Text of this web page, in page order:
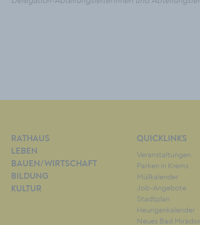
RATHAUS
LEBEN
BAUEN/WIRTSCHAFT
BILDUNG
KULTUR
QUICKLINKS
Veranstaltungen
Parken in Krems
Müllkalender
Job-Angebote
Stadtplan
Heurigenkalender
Neues Bad Mirador